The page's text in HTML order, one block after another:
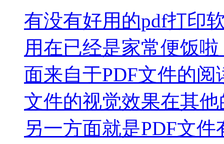
有没有好用的pdf打印
用在已经是家常便饭
面来自于PDF文件的
文件的视觉效果在其
另一方面就是PDF文